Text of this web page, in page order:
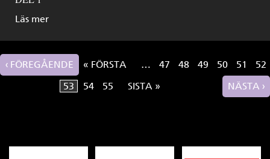
Läs mer
Sidor
« FÖRSTA
‹ FÖREGÅENDE … 47 48 49 50 51
52
53
54 55 NÄSTA ›
SISTA »